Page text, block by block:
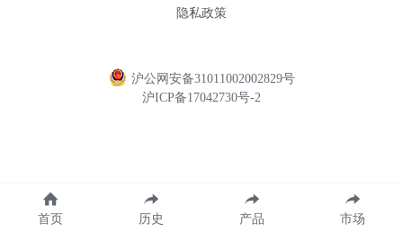
隐私政策
沪公网安备31011002002829号
沪ICP备17042730号-2
首页 历史 产品 市场